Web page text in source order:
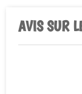
AVIS SUR